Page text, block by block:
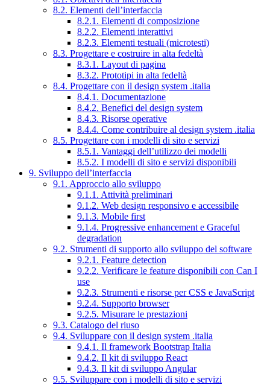
8.2. Elementi dell’interfaccia
8.2.1. Elementi di composizione
8.2.2. Elementi interattivi
8.2.3. Elementi testuali (microtesti)
8.3. Progettare e costruire in alta fedeltà
8.3.1. Layout di pagina
8.3.2. Prototipi in alta fedeltà
8.4. Progettare con il design system .italia
8.4.1. Documentazione
8.4.2. Benefici del design system
8.4.3. Risorse operative
8.4.4. Come contribuire al design system .italia
8.5. Progettare con i modelli di sito e servizi
8.5.1. Vantaggi dell’utilizzo dei modelli
8.5.2. I modelli di sito e servizi disponibili
9. Sviluppo dell’interfaccia
9.1. Approccio allo sviluppo
9.1.1. Attività preliminari
9.1.2. Web design responsivo e accessibile
9.1.3. Mobile first
9.1.4. Progressive enhancement e Graceful
degradation
9.2. Strumenti di supporto allo sviluppo del software
9.2.1. Feature detection
9.2.2. Verificare le feature disponibili con Can I
use
9.2.3. Strumenti e risorse per CSS e JavaScript
9.2.4. Supporto browser
9.2.5. Misurare le prestazioni
9.3. Catalogo del riuso
9.4. Sviluppare con il design system .italia
9.4.1. Il framework Bootstrap Italia
9.4.2. Il kit di sviluppo React
9.4.3. Il kit di sviluppo Angular
9.5. Sviluppare con i modelli di sito e servizi